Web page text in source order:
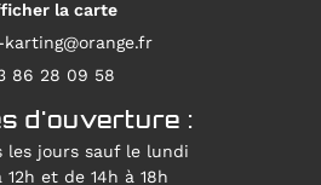
la carte
86 28 09 58
d'ouverture :
les jours sauf le lundi
12h et de 14h à 18h